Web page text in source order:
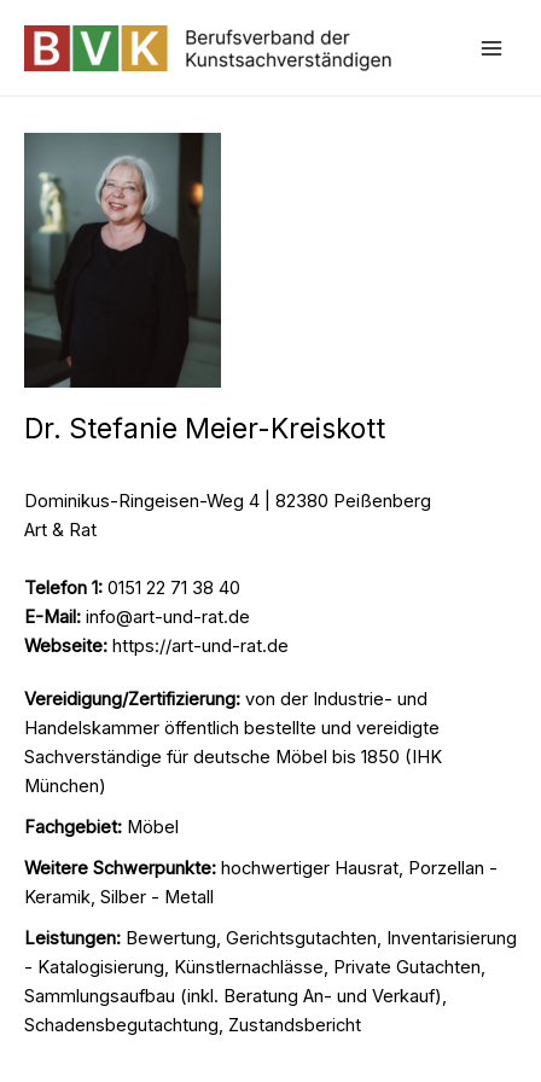
Inhalt
springen
Dr. Stefanie Meier-Kreiskott
Dominikus-Ringeisen-Weg 4 | 82380 Peißenberg
Art & Rat
Telefon 1: 0151 22 71 38 40
E-Mail: info@art-und-rat.de
Webseite: https://art-und-rat.de
Vereidigung/Zertifizierung: von der Industrie- und
Handelskammer öffentlich bestellte und vereidigte
Sachverständige für deutsche Möbel bis 1850 (IHK
München)
Fachgebiet: Möbel
Weitere Schwerpunkte: hochwertiger Hausrat, Porzellan -
Keramik, Silber - Metall
Leistungen: Bewertung, Gerichtsgutachten, Inventarisierung
- Katalogisierung, Künstlernachlässe, Private Gutachten,
Sammlungsaufbau (inkl. Beratung An- und Verkauf),
Schadensbegutachtung, Zustandsbericht